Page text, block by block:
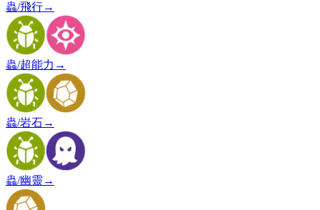
蟲/飛行→
蟲/超能力 →
蟲/岩石→
蟲/幽靈 →